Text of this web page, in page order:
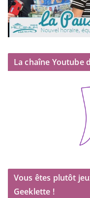
La chaîne Youtube
Vous êtes plutôt
Geeklette !